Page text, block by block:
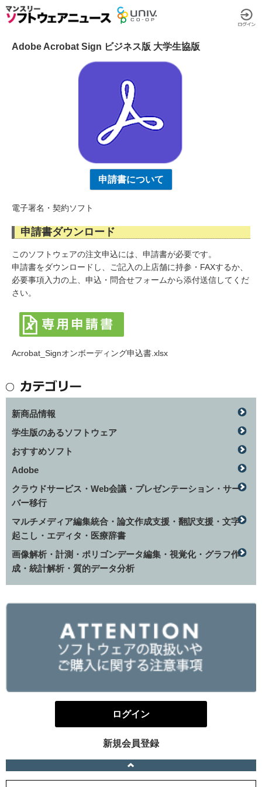
Adobe Acrobat Sign ビジネス版 大学生協版
申請書について
電子署名・契約ソフト
申請書ダウンロード
このソフトウェアの注文申込には、申請書が必要です。
申請書をダウンロードし、ご記入の上店舗に持参・FAXするか、
必要事項入力の上、申込・問合せフォームから添付送信してくだ
さい。
Acrobat_Signオンボーディング申込書.xlsx
新商品情報
学生版のあるソフトウェア
おすすめソフト
Adobe
クラウドサービス・Web会議・プレゼンテーション・サー
バー移行
マルチメディア編集統合・論文作成支援・翻訳支援・文字
起こし・エディタ・医療辞書
画像解析・計測・ポリゴンデータ編集・視覚化・グラフ作
成・統計解析・質的データ分析
ログイン
新規会員登録